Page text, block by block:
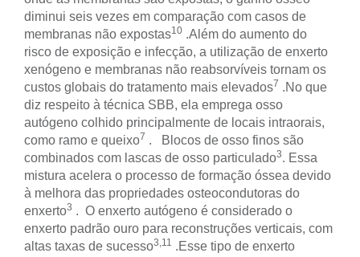
diminui seis vezes em comparação com casos de
membranas não expostas10 .Além do aumento do
risco de exposição e infecção, a utilização de enxerto
xenógeno e membranas não reabsorvíveis tornam os
custos globais do tratamento mais elevados7 .No que
diz respeito à técnica SBB, ela emprega osso
autógeno colhido principalmente de locais intraorais,
como ramo e queixo7 . Blocos de osso finos são
combinados com lascas de osso particulado3. Essa
mistura acelera o processo de formação óssea devido
à melhora das propriedades osteocondutoras do
enxerto3 . O enxerto autógeno é considerado o
enxerto padrão ouro para reconstruções verticais, com
altas taxas de sucesso3,11 .Esse tipo de enxerto